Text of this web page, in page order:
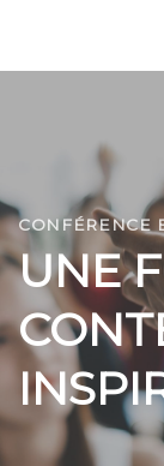
CONFÉRENCE
UNE